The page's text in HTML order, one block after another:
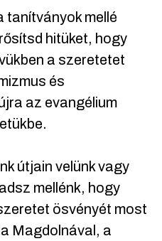
tanítványok mellé
hitüket, hogy
a szeretetet
és
az evangélium
útjain velünk vagy
mellénk, hogy
ösvényét most
Magdolnával, a